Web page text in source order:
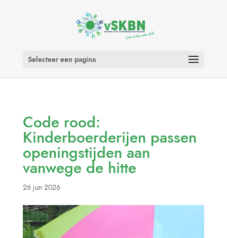
Selecteer een pagina
Code rood:
Kinderboerderijen passen
openingstijden aan
vanwege de hitte
26 jun 2026